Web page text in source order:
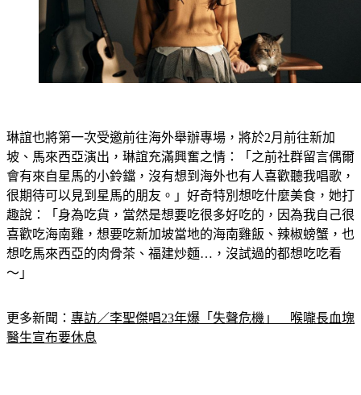
琳誼也將第一次受邀前往海外舉辦專場，將於2月前往新加
坡、馬來西亞演出，琳誼充滿興奮之情：「之前社群留言偶爾
會有來自星馬的小鈴鐺，沒有想到海外也有人喜歡聽我唱歌，
很期待可以見到星馬的朋友。」好奇特別想吃什麼美食，她打
趣說：「身為吃貨，當然是想要吃很多好吃的，因為我自己很
喜歡吃海南雞，想要吃新加坡當地的海南雞飯、辣椒螃蟹，也
想吃馬來西亞的肉骨茶、福建炒麵…，沒試過的都想吃吃看
～」
更多新聞： 專訪／李聖傑唱23年爆「失聲危機」　喉嚨長血塊
醫生宣布要休息